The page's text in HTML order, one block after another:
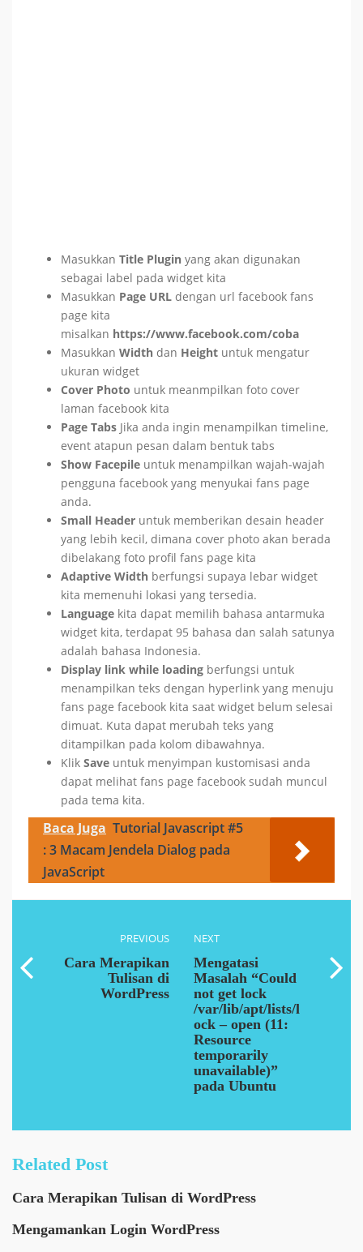
Masukkan Title Plugin yang akan digunakan
sebagai label pada widget kita
Masukkan Page URL dengan url facebook fans
page kita
misalkan https://www.facebook.com/coba
Masukkan Width dan Height untuk mengatur
ukuran widget
Cover Photo untuk meanmpilkan foto cover
laman facebook kita
Page Tabs Jika anda ingin menampilkan timeline,
event atapun pesan dalam bentuk tabs
Show Facepile untuk menampilkan wajah-wajah
pengguna facebook yang menyukai fans page
anda.
Small Header untuk memberikan desain header
yang lebih kecil, dimana cover photo akan berada
dibelakang foto profil fans page kita
Adaptive Width berfungsi supaya lebar widget
kita memenuhi lokasi yang tersedia.
Language kita dapat memilih bahasa antarmuka
widget kita, terdapat 95 bahasa dan salah satunya
adalah bahasa Indonesia.
Display link while loading berfungsi untuk
menampilkan teks dengan hyperlink yang menuju
fans page facebook kita saat widget belum selesai
dimuat. Kuta dapat merubah teks yang
ditampilkan pada kolom dibawahnya.
Klik Save untuk menyimpan kustomisasi anda
dapat melihat fans page facebook sudah muncul
pada tema kita.
Baca Juga Tutorial Javascript #5
: 3 Macam Jendela Dialog pada
JavaScript
PREVIOUS
Cara Merapikan
Tulisan di
WordPress
NEXT
Mengatasi
Masalah “Could
not get lock
/var/lib/apt/lists/l
ock – open (11:
Resource
temporarily
unavailable)”
pada Ubuntu
Related Post
Cara Merapikan Tulisan di WordPress
Mengamankan Login WordPress